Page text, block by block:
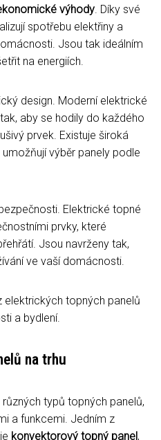
výhody. Díky své
spotřebu elektřiny a
Jsou tak ideálním
na energiích.
design. Moderní elektrické
aby se hodily do každého
prvek. Existuje široká
výběr panely podle
Elektrické topné
prvky, které
Jsou navrženy tak,
ve vaší domácnosti.
elektrických topných panelů
a bydlení.
na trhu
typů topných panelů,
a funkcemi. Jedním z
konvektorový topný panel ,